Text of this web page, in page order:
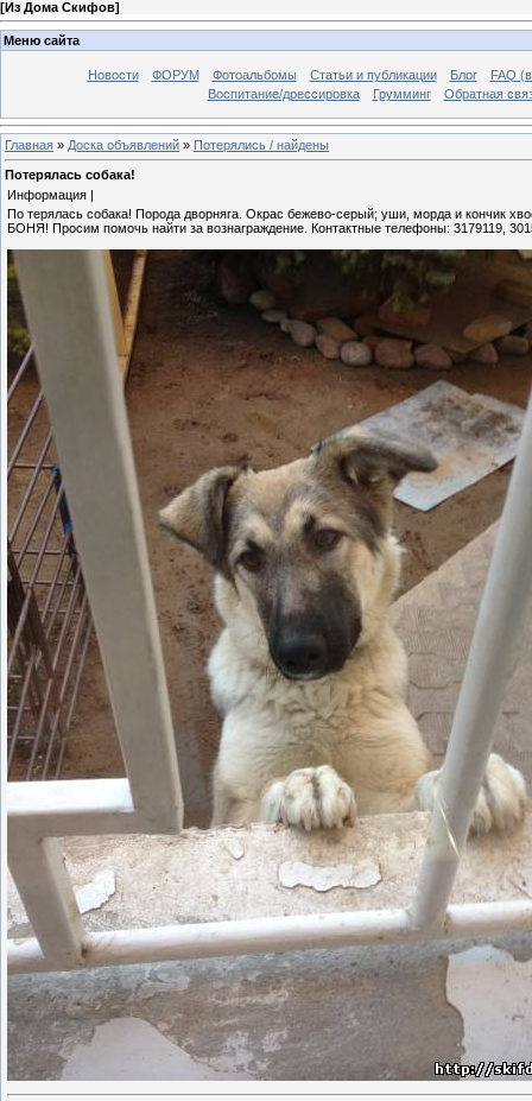
[Из Дома Скифов]
Меню сайта
Новости ФОРУМ Фотоальбомы Статьи и публикации Блог
FAQ
Воспитание/дрессировка
Грумминг Обратная
Главная » Доска объявлений » Потерялись / найдены
Потерялась собака!
Информация |
По терялась собака! Порода дворняга. Окрас бежево-серый; уши, морда и кончик
БОНЯ! Просим помочь найти за вознаграждение. Контактные телефоны: 3179119,